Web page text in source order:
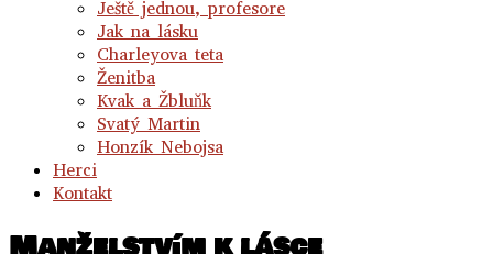
Ještě jednou, profesore
Jak na lásku
Charleyova teta
Ženitba
Kvak a Žbluňk
Svatý Martin
Honzík Nebojsa
Herci
Kontakt